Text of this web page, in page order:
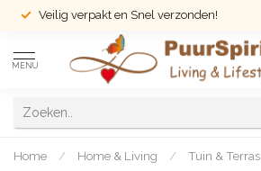
Veilig verpakt en Snel verzonden!
MENU
Home / Home & Living / Tuin & Terras